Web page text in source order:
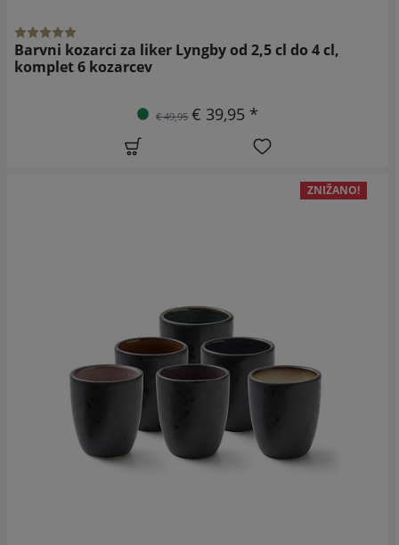
Barvni kozarci za liker Lyngby od 2,5 cl do 4 cl,
komplet 6 kozarcev
€ 49,95 € 39,95 *
ZNIŽANO!